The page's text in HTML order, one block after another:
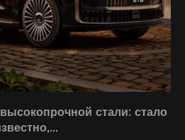
стали: стало